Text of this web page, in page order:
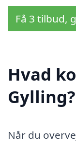
Få 3 tilbud,
Hvad
Gylling?
Når du